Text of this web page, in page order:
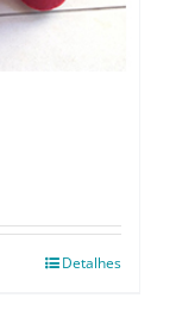
Detalhes